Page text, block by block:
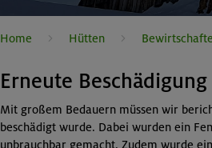
Home Hütten
Erneute
Mit großem Bedauern müssen wir
beschädigt wurde. Dabei wurden ein
unbrauchbar gemacht. Zudem wurde